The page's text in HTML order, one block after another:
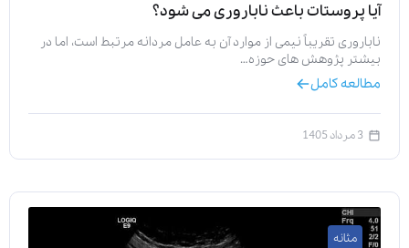
آیا پروستات باعث ناباروری می‌ شود؟
ناباروری تقریباً نیمی از موارد آن به عامل مردانه مرتبط است، اما در
بیشتر پژوهش‌ های حوزه…
مطالعه کامل
3 مرداد 1405
مثانه